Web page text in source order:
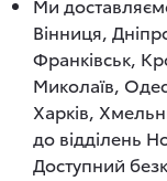
Ми
Вінниця,
Франківськ,
Миколаїв,
Харків,
до відділень
Доступний